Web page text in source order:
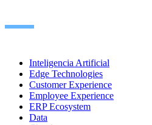
Inteligencia Artificial
Edge Technologies
Customer Experience
Employee Experience
ERP Ecosystem
Data